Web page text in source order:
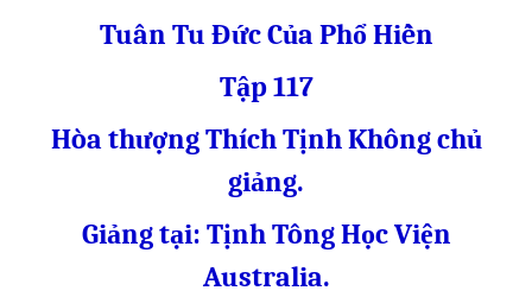
Tuân Tu Đức Của Phổ Hiền
Tập 117
Hòa thượng Thích Tịnh Không chủ
giảng.
Giảng tại: Tịnh Tông Học Viện
Australia.